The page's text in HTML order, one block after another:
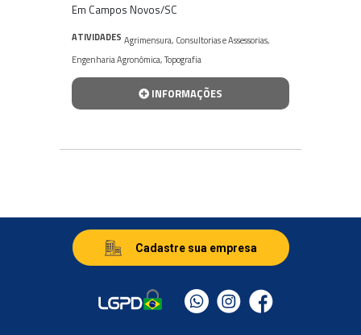
Em Campos Novos/SC
ATIVIDADES Agrimensura, Consultorias e Assessorias,
Engenharia Agronômica,Topografia
INFORMAÇÕES
Cadastre sua empresa